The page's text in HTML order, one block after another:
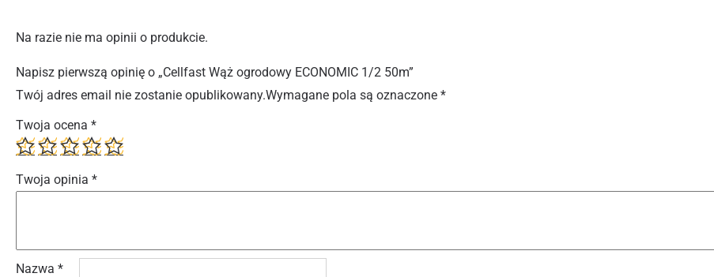
Na razie nie ma opinii o produkcie.
Napisz pierwszą opinię o „Cellfast Wąż ogrodowy ECONOMIC 1/2 50m”
Twój adres email nie zostanie opublikowany.Wymagane pola są oznaczone *
Twoja ocena *
Twoja opinia *
Nazwa *